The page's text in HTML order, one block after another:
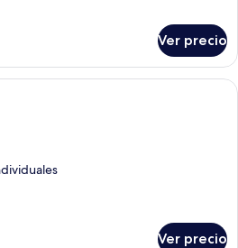
Ver precio
Caja de seguridad en la habitación y
Ver precio